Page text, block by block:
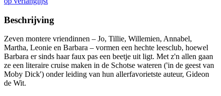
Beschrijving
Zeven montere vriendinnen – Jo, Tillie, Willemien, Annabel,
Martha, Leonie en Barbara – vormen een hechte leesclub, hoewel
Barbara er sinds haar faux pas een beetje uit ligt. Met z'n allen gaan
ze een literaire cruise maken in de Schotse wateren ('in de geest van
Moby Dick') onder leiding van hun allerfavorietste auteur, Gideon
de Wit.